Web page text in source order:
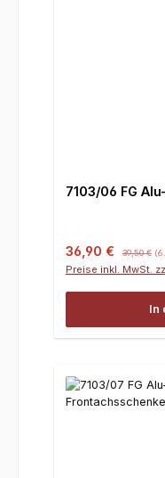
7103/06 FG
Verkaufspreis:
36,90 € 39,50 €
Preise inkl. MwSt.
In